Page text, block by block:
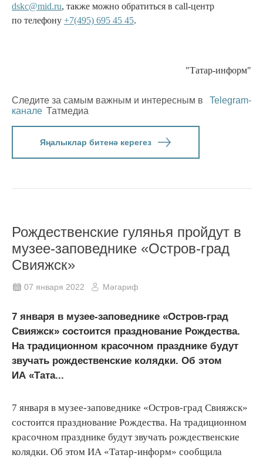
dskc@mid.ru, также можно обратиться в call-центр
по телефону +7(495) 695 45 45.
"Татар-информ"
Следите за самым важным и интересным в
Telegram-
канале Татмедиа
Яңалыклар битенә керегез
Рождественские гулянья пройдут в
музее-заповеднике «Остров-град
Свияжск»
07 января 2022 Мәгариф
7 января в музее-заповеднике «Остров-град
Свияжск» состоится празднование Рождества.
На традиционном красочном празднике будут
звучать рождественские колядки. Об этом
ИА «Тата...
7 января в музее-заповеднике «Остров-град Свияжск»
состоится празднование Рождества. На традиционном
красочном празднике будут звучать рождественские
колядки. Об этом ИА «Татар-информ» сообщила